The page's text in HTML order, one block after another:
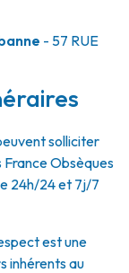
- 57 RUE
solliciter
France Obsèques
24h/24 et 7j/7
est une
inhérents au